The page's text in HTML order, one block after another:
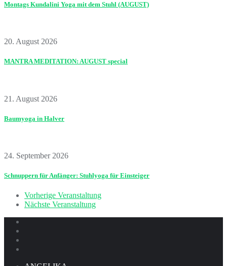
Montags Kundalini Yoga mit dem Stuhl (AUGUST)
20. August 2026
MANTRA MEDITATION: AUGUST special
21. August 2026
Baumyoga in Halver
24. September 2026
Schnuppern für Anfänger: Stuhlyoga für Einsteiger
Vorherige Veranstaltung
Nächste Veranstaltung